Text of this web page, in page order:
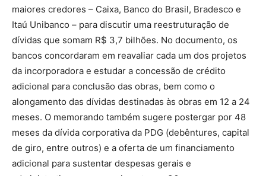
maiores credores – Caixa, Banco do Brasil, Bradesco e
Itaú Unibanco – para discutir uma reestruturação de
dívidas que somam R$ 3,7 bilhões. No documento, os
bancos concordaram em reavaliar cada um dos projetos
da incorporadora e estudar a concessão de crédito
adicional para conclusão das obras, bem como o
alongamento das dívidas destinadas às obras em 12 a 24
meses. O memorando também sugere postergar por 48
meses da dívida corporativa da PDG (debêntures, capital
de giro, entre outros) e a oferta de um financiamento
adicional para sustentar despesas gerais e